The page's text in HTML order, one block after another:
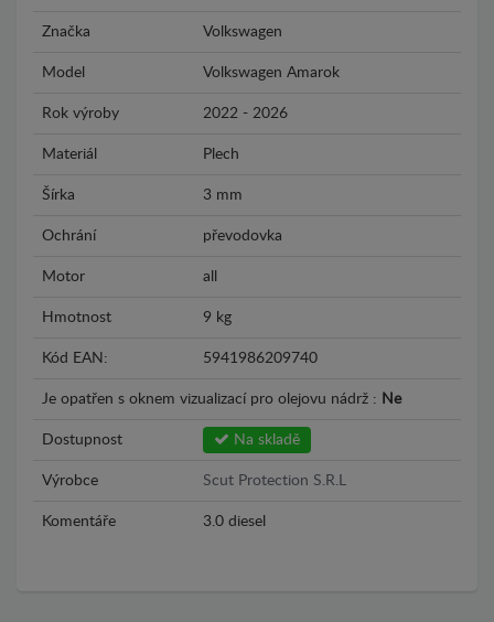
Značka Volkswagen
Model Volkswagen Amarok
Rok výroby 2022 - 2026
Materiál Plech
Šírka 3 mm
Ochrání převodovka
Motor all
Hmotnost 9 kg
Kód EAN: 5941986209740
Je opatřen s oknem vizualizací pro olejovu nádrž : Ne
Dostupnost Na skladě
Výrobce Scut Protection S.R.L
Komentáře 3.0 diesel